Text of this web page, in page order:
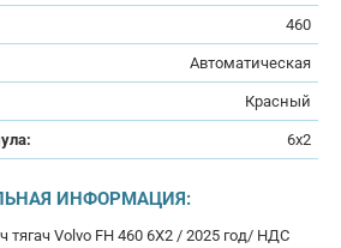
460
Автоматическая
Красный
6x2
ИНФОРМАЦИЯ:
тягач Volvo FH 460 6X2 / 2025 год/ НДС